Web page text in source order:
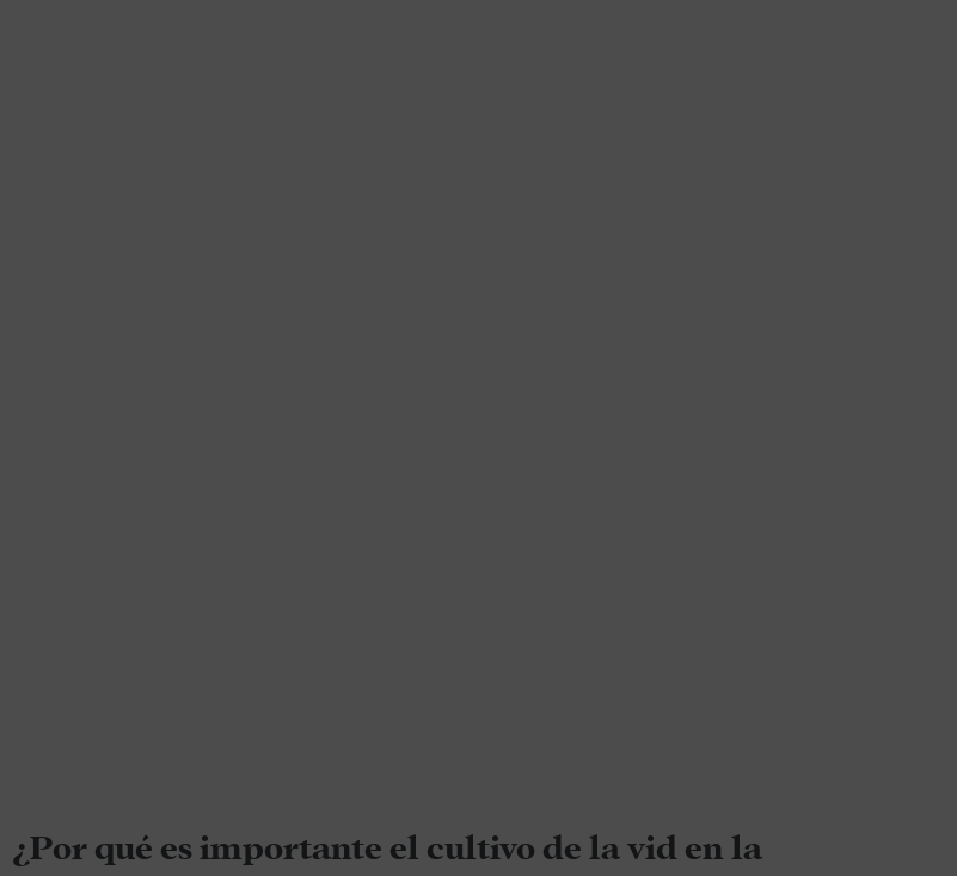
¿Por qué es importante el cultivo de la vid en la